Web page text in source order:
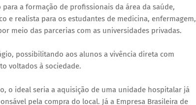
a formação de profissionais da área da saúde,
e realista para os estudantes de medicina, enfermagem,
meio das parcerias com as universidades privadas.
possibilitando aos alunos a vivência direta com
voltados à sociedade.
o ideal seria a aquisição de uma unidade hospitalar já
pela compra do local. Já a Empresa Brasileira de